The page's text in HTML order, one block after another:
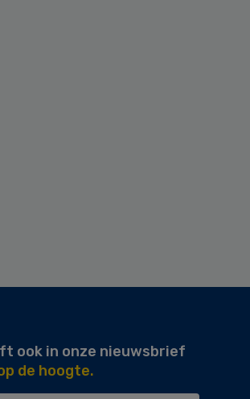
ook in onze nieuwsbrief
de hoogte.